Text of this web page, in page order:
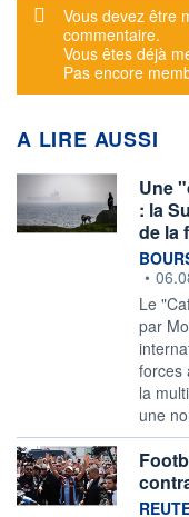
Message
Vous devez être
commentaire.
Vous êtes déjà
Pas encore
A LIRE AUSSI
Une
: la
de la
•
Le
par
forces
la
une